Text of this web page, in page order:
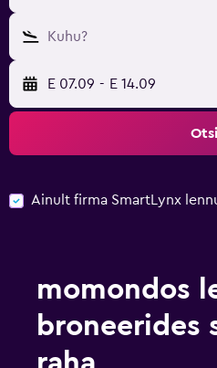
Kuhu?
E 07.09 - E 14.09
Otsi
Ainult firma SmartLynx
momondos
broneerides
raha